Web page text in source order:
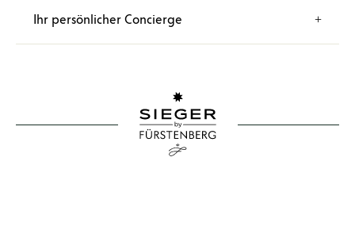
Ihr persönlicher Concierge